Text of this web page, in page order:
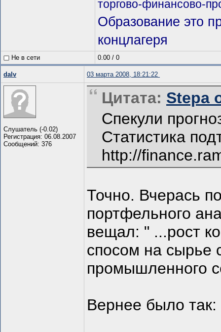
торгово-финансово-
Образование это
концлагеря
Не в сети 0.00 / 0
dalv 03 марта 2008, 18:21:22
Слушатель (-0.02)
Регистрация: 06.08.2007
Сообщений: 376
Цитата: Stepa
Спекули
Статистика
http://
Точно. Вчерась
портфельного
вещал: " ...рост
спосом на сырье
промышленного
Вернее было так: